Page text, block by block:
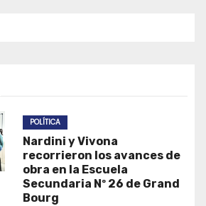
POLÍTICA
Nardini y Vivona
recorrieron los avances de
obra en la Escuela
Secundaria Nº 26 de Grand
Bourg